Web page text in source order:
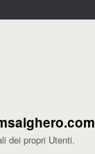
dei propri Utenti.